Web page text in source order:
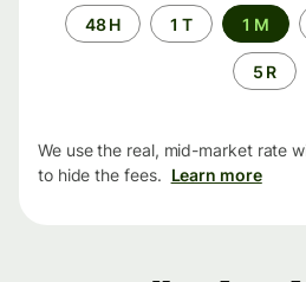
Time
period
48 H 1 T 1 M
5 R
We use the real, mid-market rate
to hide the fees. Learn more